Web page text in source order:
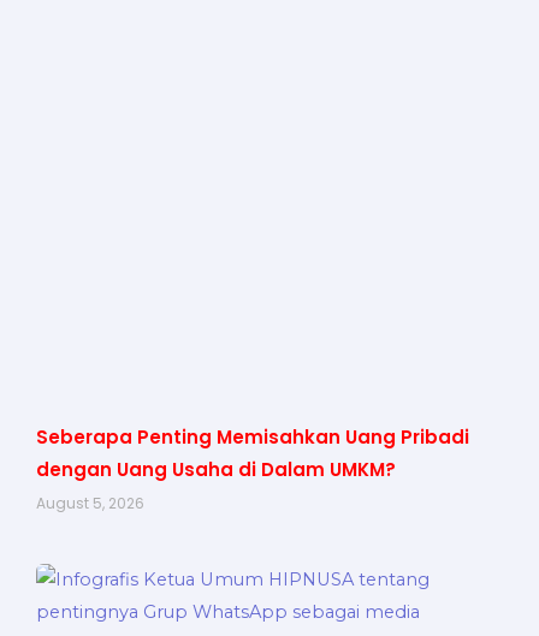
Seberapa Penting Memisahkan Uang Pribadi
dengan Uang Usaha di Dalam UMKM?
August 5, 2026